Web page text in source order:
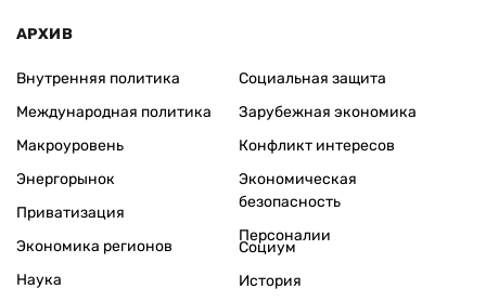
АРХИВ
Внутренняя политика
Международная политика
Макроуровень
Энергорынок
Приватизация
Экономика регионов
Социальная защита
Зарубежная экономика
Конфликт интересов
Экономическая
безопасность
Персоналии
Наука
Социум
История